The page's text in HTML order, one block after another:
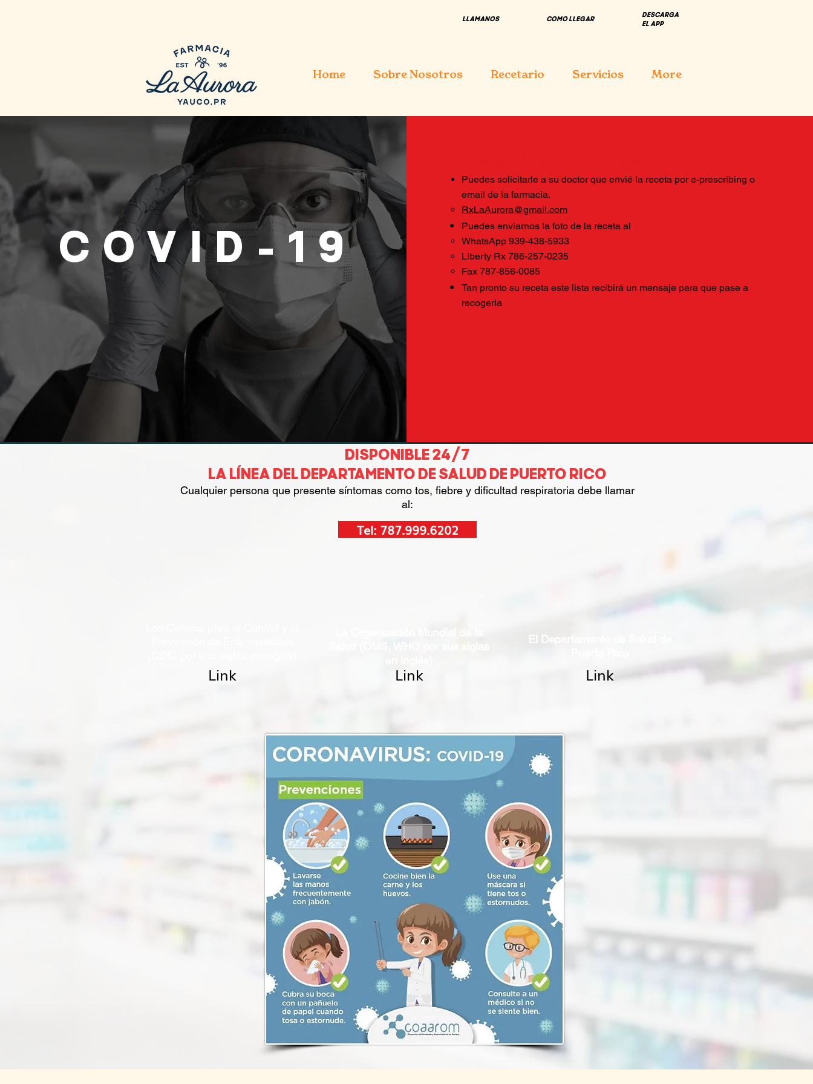
LLAMANOS COMO LLEGAR
DESCARGA
EL APP
Home Sobre Nosotros Recetario Servicios More
COVID-19
Puedes solicitarle a su doctor que envié la receta pore-prescribing o
email de la farmacia.
RxLaAurora@gmail.com​
Puedes enviarnos la foto de la receta al
WhatsApp 939-438-5933
Liberty Rx 786-257-0235
Fax 787-856-0085
Tan pronto su receta este lista recibirá un mensaje para que pase a
recogerla
DISPONIBLE 24/7
LA LÍNEA DEL DEPARTAMENTO DE SALUD DE PUERTO RICO
Cualquier persona que presente síntomas como tos, fiebre y dificultad respiratoria debe llamar
al:
Tel: 787.999.6202
Link Link
El Departamento de Salud de
Link